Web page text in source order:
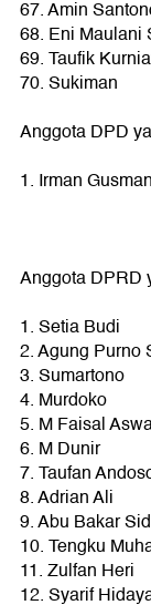
67. Amin
68. Eni Maulani
69. Taufik
70. Sukiman
Anggota DPD
1. Irman Gusman
Anggota DPRD
1. Setia Budi
2. Agung Purno
3. Sumartono
4. Murdoko
5. M Faisal
6. M Dunir
7. Taufan
8. Adrian Ali
9. Abu Bakar
10. Tengku
11. Zulfan Heri
12. Syarif